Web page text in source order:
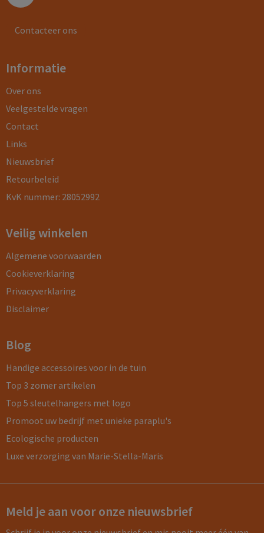
Contacteer ons
Informatie
Over ons
Veelgestelde vragen
Contact
Links
Nieuwsbrief
Retourbeleid
KvK nummer: 28052992
Veilig winkelen
Algemene voorwaarden
Cookieverklaring
Privacyverklaring
Disclaimer
Blog
Handige accessoires voor in de tuin
Top 3 zomer artikelen
Top 5 sleutelhangers met logo
Promoot uw bedrijf met unieke paraplu's
Ecologische producten
Luxe verzorging van Marie-Stella-Maris
Meld je aan voor onze nieuwsbrief